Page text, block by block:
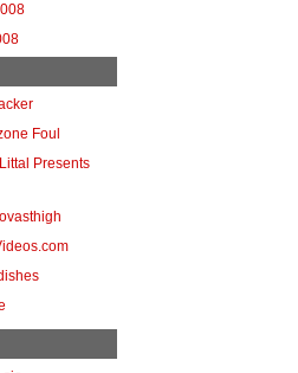
Foul
Presents